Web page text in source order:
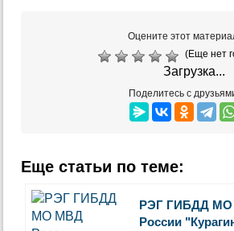
Оцените этот
(Еще нет
Загрузка...
Поделитесь с
Еще статьи по теме:
РЭГ ГИБДД
России